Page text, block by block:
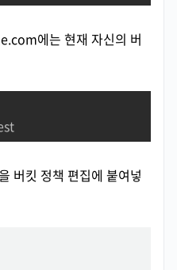
에는 현재 자신의 버
버킷 정책 편집에 붙여넣